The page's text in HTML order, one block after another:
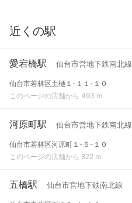
近くの駅
愛宕橋駅 仙台市営地下鉄南北線
仙台市若林区土樋１-１１-１０
このページの店舗から 493 m
河原町駅 仙台市営地下鉄南北線
仙台市若林区河原町１-５-１０
このページの店舗から 822 m
五橋駅 仙台市営地下鉄南北線